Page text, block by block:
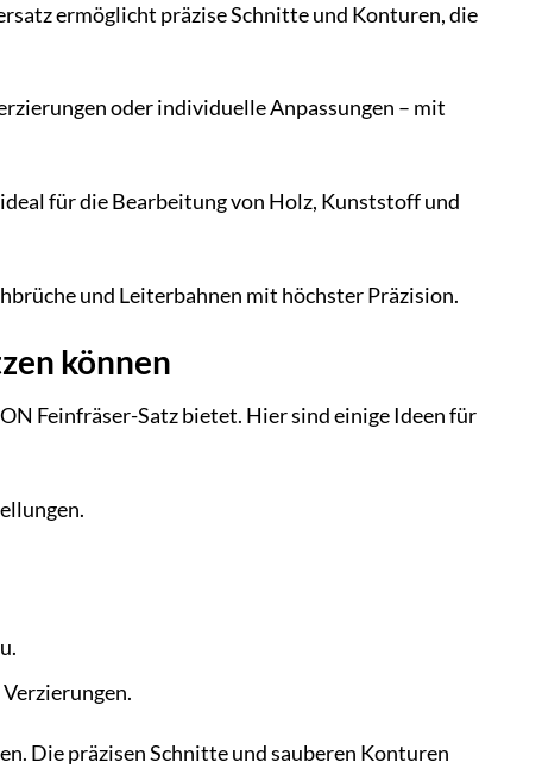
ermöglicht präzise Schnitte und Konturen, die
oder individuelle Anpassungen – mit
für die Bearbeitung von Holz, Kunststoff und
und Leiterbahnen mit höchster Präzision.
können
Feinfräser-Satz bietet. Hier sind einige Ideen für
Die präzisen Schnitte und sauberen Konturen